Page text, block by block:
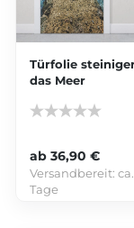
Türfolie
das Meer
ab 36,90 €
Versandbereit:
Tage